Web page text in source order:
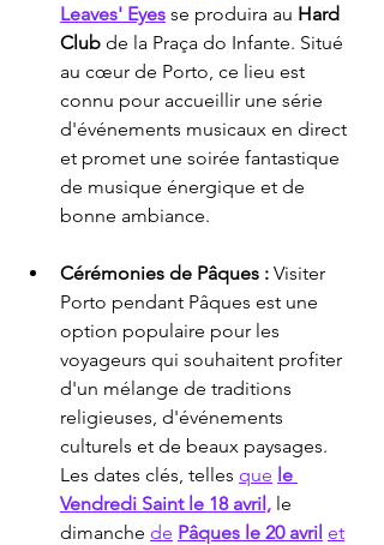
Leaves' Eyes se produira au Hard
Club de la Praça do Infante. Situé
au cœur de Porto, ce lieu est
connu pour accueillir une série
d'événements musicaux en direct
et promet une soirée fantastique
de musique énergique et de
bonne ambiance.
Cérémonies de Pâques : Visiter
Porto pendant Pâques est une
option populaire pour les
voyageurs qui souhaitent profiter
d'un mélange de traditions
religieuses, d'événements
culturels et de beaux paysages.
Les dates clés, telles que le
Vendredi Saint le 18 avril, le
dimanche de Pâques le 20 avril et